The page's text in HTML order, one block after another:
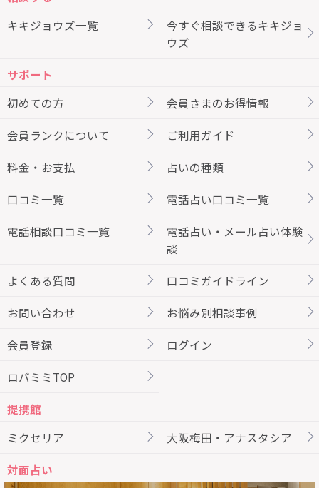
キキジョウズ一覧
今すぐ相談できるキキジョ
ウズ
サポート
初めての方
会員さまのお得情報
会員ランクについて ご利用ガイド
料金・お支払 占いの種類
口コミ一覧 電話占い口コミ一覧
電話相談口コミ一覧
電話占い・メール占い体験
談
よくある質問 口コミガイドライン
お問い合わせ お悩み別相談事例
会員登録 ログイン
ロバミミTOP
提携館
ミクセリア
大阪梅田・アナスタシア
対面占い